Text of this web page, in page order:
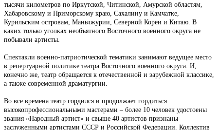
тысячи километров по Иркутской, Читинской, Амурской областям,
Хабаровскому и Приморскому краю, Сахалину и Камчатке,
Курильским островам, Маньчжурии, Северной Кореи и Китаю. В
каких только уголках необъятного Восточного военного округа не
побывали артисты.
Спектакли военно-патриотической тематики занимают ведущее место
в репертуарной политике театра Восточного военного округа. И,
конечно же, театр обращается к отечественной и зарубежной классике,
а также современной драматургии.
Во все времена театр гордился и продолжает гордиться
высокопрофессиональными мастерами – более 10 человек удостоены
звания «Народный артист» и свыше 40 артистов признаны
заслуженными артистами СССР и Российской Федерации. Коллектив